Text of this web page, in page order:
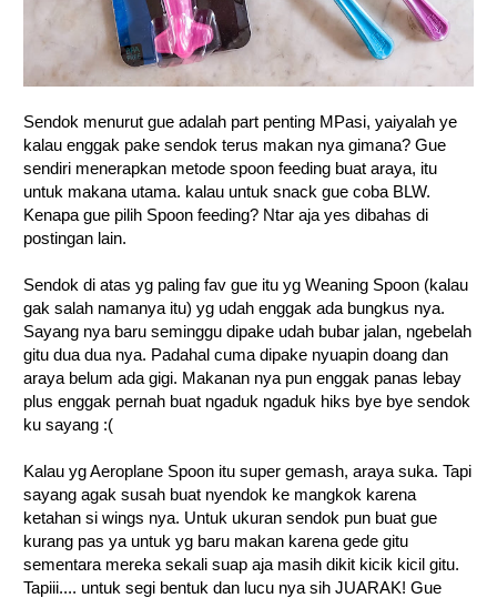
Sendok menurut gue adalah part penting MPasi, yaiyalah ye
kalau enggak pake sendok terus makan nya gimana? Gue
sendiri menerapkan metode spoon feeding buat araya, itu
untuk makana utama. kalau untuk snack gue coba BLW.
Kenapa gue pilih Spoon feeding? Ntar aja yes dibahas di
postingan lain.
Sendok di atas yg paling fav gue itu yg Weaning Spoon (kalau
gak salah namanya itu) yg udah enggak ada bungkus nya.
Sayang nya baru seminggu dipake udah bubar jalan, ngebelah
gitu dua dua nya. Padahal cuma dipake nyuapin doang dan
araya belum ada gigi. Makanan nya pun enggak panas lebay
plus enggak pernah buat ngaduk ngaduk hiks bye bye sendok
ku sayang :(
Kalau yg Aeroplane Spoon itu super gemash, araya suka. Tapi
sayang agak susah buat nyendok ke mangkok karena
ketahan si wings nya. Untuk ukuran sendok pun buat gue
kurang pas ya untuk yg baru makan karena gede gitu
sementara mereka sekali suap aja masih dikit kicik kicil gitu.
Tapiii.... untuk segi bentuk dan lucu nya sih JUARAK! Gue